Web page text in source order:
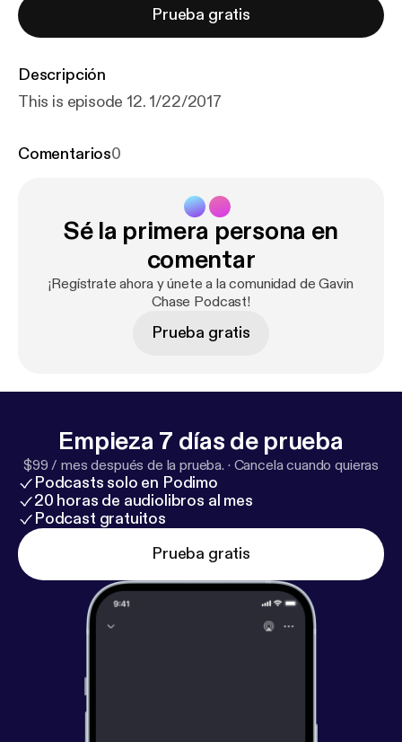
Prueba gratis
Descripción
This is episode 12. 1/22/2017
Comentarios0
Sé la primera persona en
comentar
¡Regístrate ahora y únete a la comunidad de Gavin
Chase Podcast!
Prueba gratis
Empieza 7 días de prueba
$99 / mes después de la prueba. · Cancela cuando quieras
Podcasts solo en Podimo
20 horas de audiolibros al mes
Podcast gratuitos
Prueba gratis